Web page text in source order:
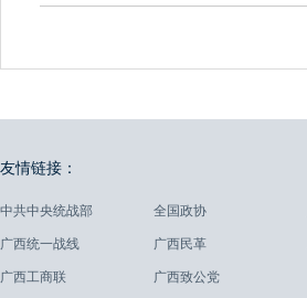
友情链接：
中共中央统战部 全国政协
广西统一战线 广西民革
广西工商联 广西致公党